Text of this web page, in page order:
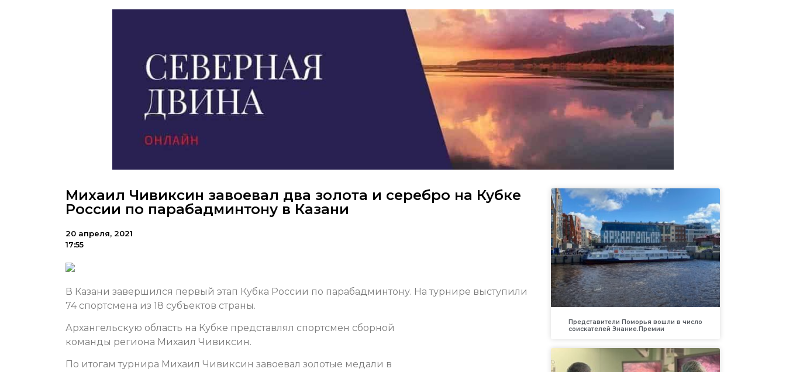
Михаил Чивиксин завоевал два золота и серебро на Кубке
России по парабадминтону в Казани
20 апреля, 2021
17:55
В Казани завершился первый этап Кубка России по парабадминтону. На турнире выступили
74 спортсмена из 18 субъектов страны.
Архангельскую область на Кубке представлял спортсмен сборной
команды региона Михаил Чивиксин.
По итогам турнира Михаил Чивиксин завоевал золотые медали в
Представители Поморья вошли в число
соискателей Знание.Премии